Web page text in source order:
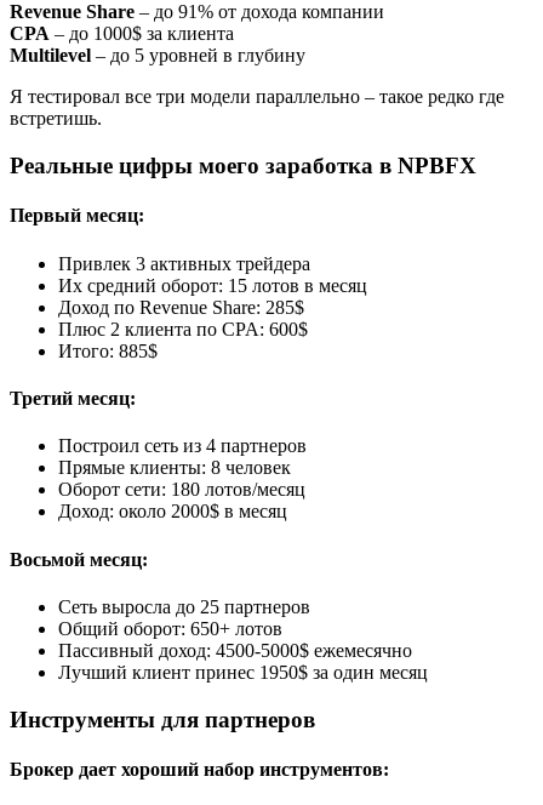
Revenue Share – до 91% от дохода компании
CPA – до 1000$ за клиента
Multilevel – до 5 уровней в глубину
Я тестировал все три модели параллельно – такое редко где
встретишь.
Реальные цифры моего заработка в NPBFX
Первый месяц:
Привлек 3 активных трейдера
Их средний оборот: 15 лотов в месяц
Доход по Revenue Share: 285$
Плюс 2 клиента по CPA: 600$
Итого: 885$
Третий месяц:
Построил сеть из 4 партнеров
Прямые клиенты: 8 человек
Оборот сети: 180 лотов/месяц
Доход: около 2000$ в месяц
Восьмой месяц:
Сеть выросла до 25 партнеров
Общий оборот: 650+ лотов
Пассивный доход: 4500-5000$ ежемесячно
Лучший клиент принес 1950$ за один месяц
Инструменты для партнеров
Брокер дает хороший набор инструментов: